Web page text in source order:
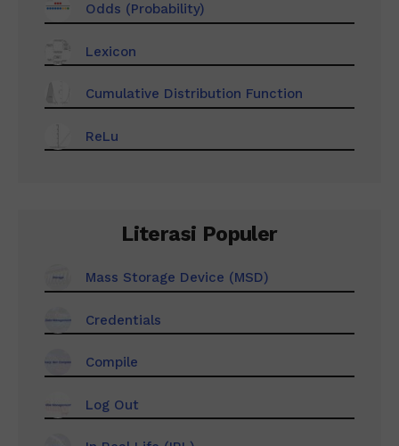
Odds (Probability)
Lexicon
Cumulative Distribution Function
ReLu
Literasi Populer
Mass Storage Device (MSD)
Credentials
Compile
Log Out